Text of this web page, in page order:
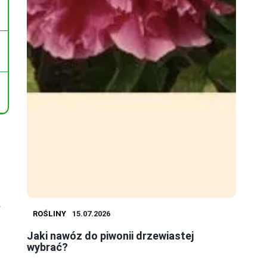
ROŚLINY 15.07.2026
Jaki nawóz do piwonii drzewiastej
wybrać?